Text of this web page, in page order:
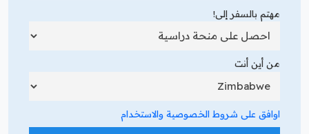
مهتم بالسفر إلى!
من أين أنت
اوافق على شروط الخصوصية والاستخدام